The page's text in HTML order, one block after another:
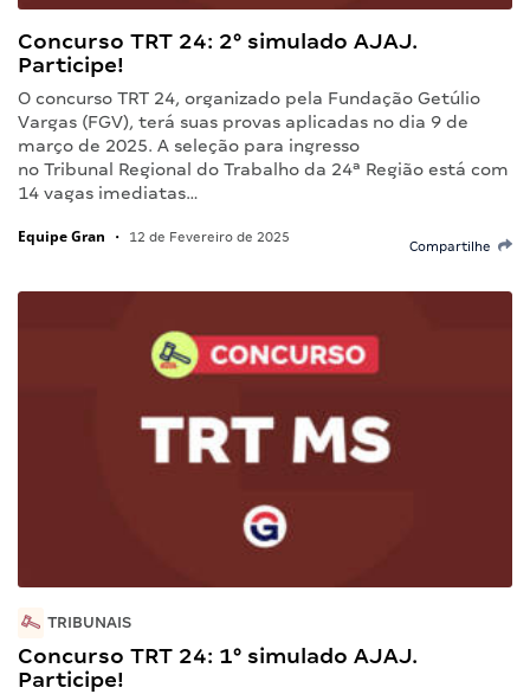
Concurso TRT 24: 2° simulado AJAJ.
Participe!
O concurso TRT 24, organizado pela Fundação Getúlio
Vargas (FGV), terá suas provas aplicadas no dia 9 de
março de 2025. A seleção para ingresso
no Tribunal Regional do Trabalho da 24ª Região está com
14 vagas imediatas…
Equipe Gran • 12 de Fevereiro de 2025
Compartilhe
TRIBUNAIS
Concurso TRT 24: 1° simulado AJAJ.
Participe!